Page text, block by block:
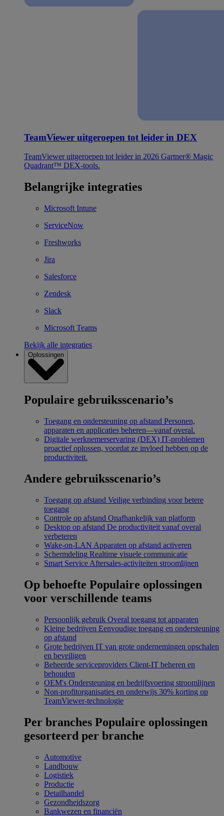
TeamViewer uitgeroepen tot leider in DEX
TeamViewer uitgeroepen tot leider in 2026 Gartner® Magic
Quadrant™ DEX-tools.
Belangrijke integraties
Microsoft Intune
ServiceNow
Freshworks
Jira
Salesforce
Zendesk
Slack
Microsoft Teams
Bekijk alle integraties
Oplossingen
Populaire gebruiksscenario’s
Toegang en ondersteuning op afstand Personen,
apparaten en applicaties beheren—vanaf overal.
Digitale werknemerservaring (DEX) IT-problemen
proactief oplossen, voordat ze invloed hebben op de
productiviteit.
Andere gebruiksscenario’s
Toegang op afstand Veilige verbinding voor betere
toegang
Controle op afstand Onafhankelijk van platform
Desktop op afstand De productiviteit vanaf overal
verbeteren
Wake-on-LAN Apparaten op afstand activeren
Schermdeling Realtime visuele communicatie
Smart Service Aftersales-activiteiten stroomlijnen
Op behoefte Populaire oplossingen
voor verschillende teams
Persoonlijk gebruik Overal toegang tot apparaten
Kleine bedrijven Eenvoudige toegang en ondersteuning
op afstand
Grote bedrijven IT van grote ondernemingen opschalen
en beveiligen
Beheerde serviceproviders Client-IT beheren en
behouden
OEM's Ondersteuning en bedrijfsvoering stroomlijnen
Non-profitorganisaties en onderwijs 30% korting op
TeamViewer-technologie
Per branches Populaire oplossingen
gesorteerd per branche
Automotive
Landbouw
Logistiek
Productie
Detailhandel
Gezondheidszorg
Bankwezen en financiën